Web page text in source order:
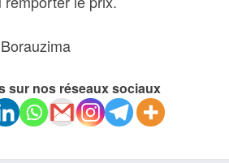
sur nos réseaux sociaux